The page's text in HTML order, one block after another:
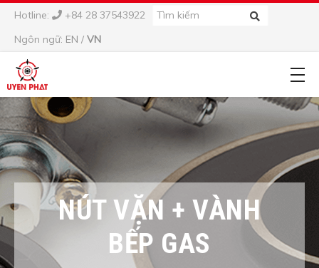
Hotline:
+84 28 37543922
Ngôn ngữ: EN / VN
NÚT VẶN + VÀNH
BẾP GAS